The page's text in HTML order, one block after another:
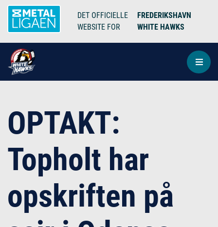
DET OFFICIELLE
WEBSITE FOR
FREDERIKSHAVN
WHITE HAWKS
OPTAKT:
Topholt har
opskriften på